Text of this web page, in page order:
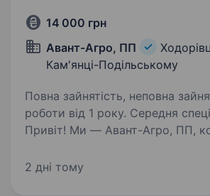
14 000 грн
Авант-Агро, ПП
Кам'янці-Подільському
Повна зайнятість, неповна
роботи від 1 року. Середня
Привіт! Ми — Авант-Агро, ПП,
та олійних культур, а також з
2 дні тому